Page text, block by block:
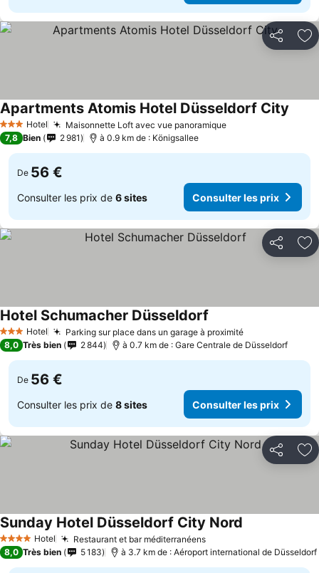
Partager
3 ÉtoilesHotel Maisonnette Loft avec vue panoramique
Apartments Atomis Hotel Düsseldorf City
7,8 Bien 2 981 à 0.9 km de : Königsallee
De 56 €
Consulter les prix de 6 sites Consulter les prix
Partager
3 ÉtoilesHotel Parking sur place dans un garage à proximité
Hotel Schumacher Düsseldorf
8,0 Très bien 2 844 à 0.7 km de : Gare Centrale de Düsseldorf
De 56 €
Consulter les prix de 8 sites Consulter les prix
Partager
4 Étoiles Hotel Restaurant et bar méditerranéens
Sunday Hotel Düsseldorf City Nord
8,0 Très bien 5 183 à 3.7 km de : Aéroport international de Düsseldorf